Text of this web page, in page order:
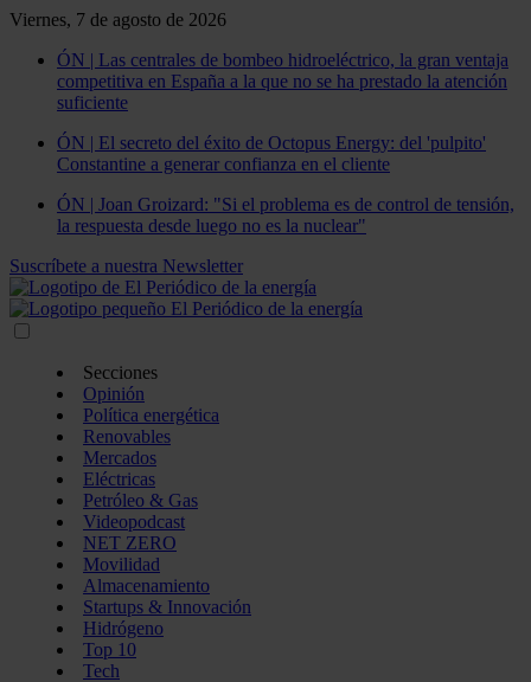
Viernes, 7 de agosto de 2026
ÓN | Las centrales de bombeo hidroeléctrico, la gran ventaja
competitiva en España a la que no se ha prestado la atención
suficiente
ÓN | El secreto del éxito de Octopus Energy: del 'pulpito'
Constantine a generar confianza en el cliente
ÓN | Joan Groizard: "Si el problema es de control de tensión,
la respuesta desde luego no es la nuclear"
Suscríbete a nuestra Newsletter
Secciones
Opinión
Política energética
Renovables
Mercados
Eléctricas
Petróleo & Gas
Videopodcast
NET ZERO
Movilidad
Almacenamiento
Startups & Innovación
Hidrógeno
Top 10
Tech